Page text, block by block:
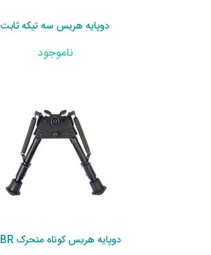
دوپایه هریس سه تیکه ثابت
ناموجود
دوپایه هریس کوتاه متحرک S-BR